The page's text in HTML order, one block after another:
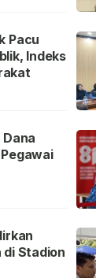
Pacu
Indeks
Dana
di Stadion